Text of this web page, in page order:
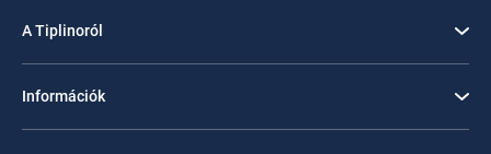
A Tiplinoról
Információk